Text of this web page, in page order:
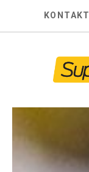
KONTAKT